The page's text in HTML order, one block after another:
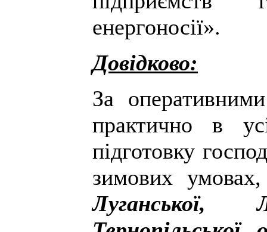
енергоносії».
Довідково:
За
практично в
підготовку
зимових
Луганської,